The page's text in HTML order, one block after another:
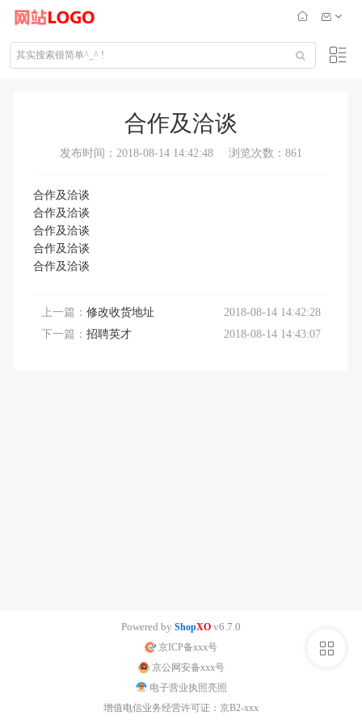
合作及洽谈
发布时间：2018-08-14 14:42:48 浏览次数：861
合作及洽谈
合作及洽谈
合作及洽谈
合作及洽谈
合作及洽谈
上一篇： 修改收货地址
2018-08-14 14:42:28
下一篇： 招聘英才 2018-08-14 14:43:07
Powered by ShopXO v6.7.0
京ICP备xxx号
京公网安备xxx号
电子营业执照亮照
增值电信业务经营许可证：京B2-xxx